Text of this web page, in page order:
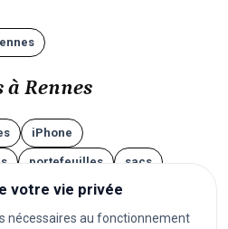
Rennes
iPhone
portefeuilles sacs
écouteurs
tablettes montres
votre vie privée
nécessaires au fonctionnement